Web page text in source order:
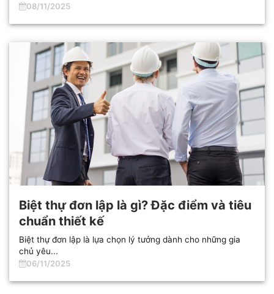
08/11/2025
Biệt thự đơn lập là gì? Đặc điểm và tiêu
chuẩn thiết kế
Biệt thự đơn lập là lựa chọn lý tưởng dành cho những gia
chủ yêu...
06/11/2025